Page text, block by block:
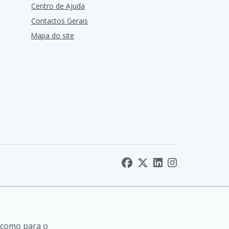
Centro de Ajuda
Contactos Gerais
Mapa do site
para o